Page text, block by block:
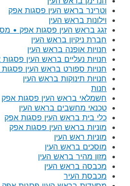
וטרינר בראש העין פסגות אפק
וילונות בראש העין
זגג בראש העין פסגות אפק •
חברת ניקיון בראש העין
חנויות אופנה בראש העין
חנויות נעליים בראש העין
חנויות ספורט בראש העין
חנויות תינוקות בראש העין
חנות
חשמלאי בראש העין פסגות אפק
טכנאי מחשבים בראש העין
כלי בית בראש העין פסגות אפק
מוניות בראש העין פסגות אפק
מוניות ראש העין
מוסכים בראש העין
מזון מהיר בראש העין
מכבסה בראש העין
מכבסת העיר